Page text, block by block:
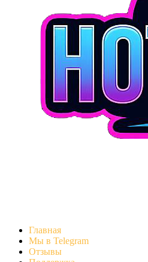
Главная
Мы в Telegram
Отзывы